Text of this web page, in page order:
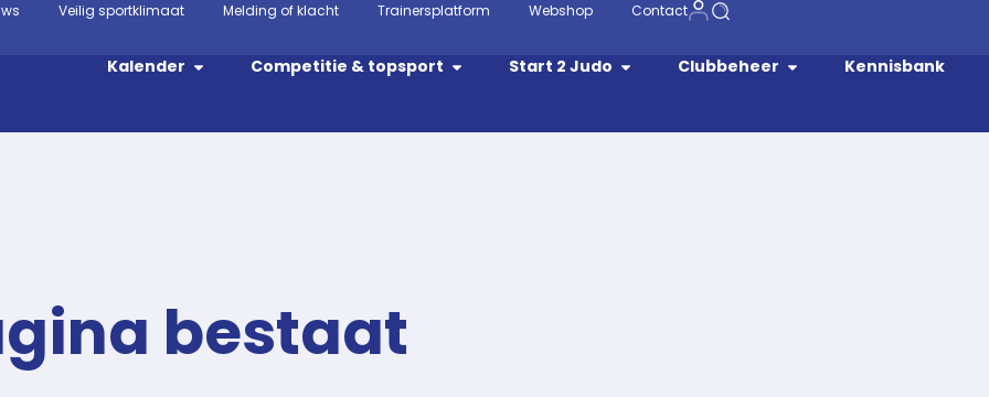
Veilig sportklimaat Melding of klacht Trainersplatform Webshop Contact
Kalender Competitie & topsport Start 2 Judo Clubbeheer Kennisbank
bestaat